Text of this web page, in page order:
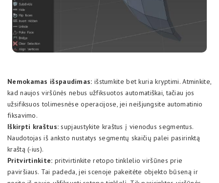
Nemokamas išspaudimas: išstumkite bet kuria kryptimi. Atminkite,
kad naujos viršūnės nebus užfiksuotos automatiškai, tačiau jos
užsifiksuos tolimesnėse operacijose, jei neišjungsite automatinio
fiksavimo.
Iškirpti kraštus: supjaustykite kraštus į vienodus segmentus.
Naudotojas iš anksto nustatys segmentų skaičių palei pasirinktą
kraštą (-ius).
Pritvirtinkite: pritvirtinkite retopo tinklelio viršūnes prie
paviršiaus. Tai padeda, jei scenoje pakeitėte objekto būseną ir